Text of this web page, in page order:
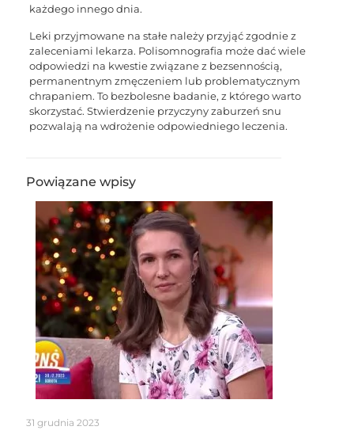
każdego innego dnia.
Leki przyjmowane na stałe należy przyjąć zgodnie z
zaleceniami lekarza. Polisomnografia może dać wiele
odpowiedzi na kwestie związane z bezsennością,
permanentnym zmęczeniem lub problematycznym
chrapaniem. To bezbolesne badanie, z którego warto
skorzystać. Stwierdzenie przyczyny zaburzeń snu
pozwalają na wdrożenie odpowiedniego leczenia.
Powiązane wpisy
31 grudnia 2023